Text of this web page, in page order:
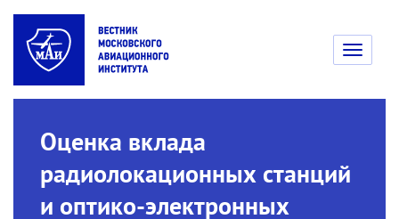
Toggle
Оценка вклада
радиолокационных станций
и оптико-электронных